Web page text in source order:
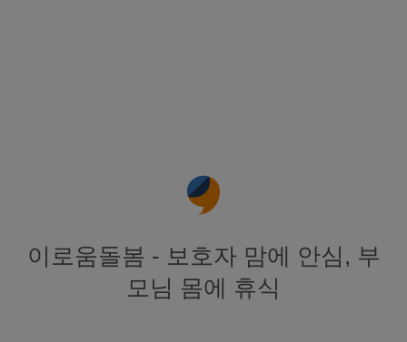
이로움돌봄 - 보호자 맘에 안심, 부
모님 몸에 휴식